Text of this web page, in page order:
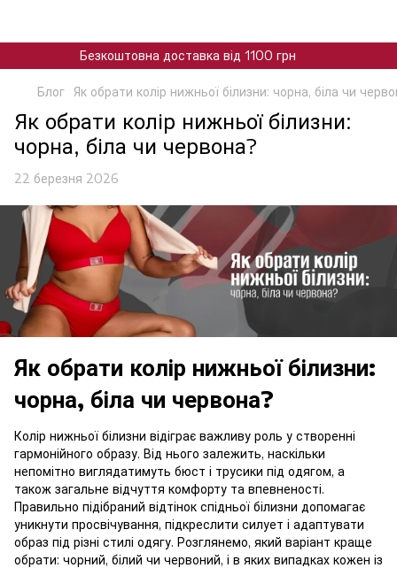
Безкоштовна доставка від 1100 грн
Блог Як обрати колір нижньої білизни: чорна, біла чи
Як обрати колір нижньої білизни:
чорна, біла чи червона?
22 березня 2026
Як обрати колір нижньої білизни:
чорна, біла чи червона?
Колір нижньої білизни відіграє важливу роль у створенні
гармонійного образу. Від нього залежить, наскільки
непомітно виглядатимуть бюст і трусики під одягом, а
також загальне відчуття комфорту та впевненості.
Правильно підібраний відтінок спідньої білизни допомагає
уникнути просвічування, підкреслити силует і адаптувати
образ під різні стилі одягу. Розглянемо, який варіант краще
обрати: чорний, білий чи червоний, і в яких випадках кожен із